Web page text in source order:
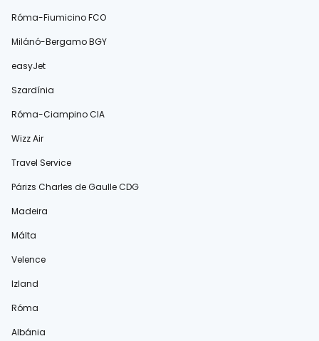
Róma-Fiumicino FCO
Milánó-Bergamo BGY
easyJet
Szardínia
Róma-Ciampino CIA
Wizz Air
Travel Service
Párizs Charles de Gaulle CDG
Madeira
Málta
Velence
Izland
Róma
Albánia